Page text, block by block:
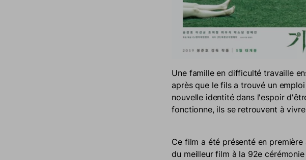
Une famille en difficulté travaille
après que le fils a trouvé un
nouvelle identité dans l'espoir
fonctionne, ils se retrouvent à
Ce film a été présenté en
du meilleur film à la 92e